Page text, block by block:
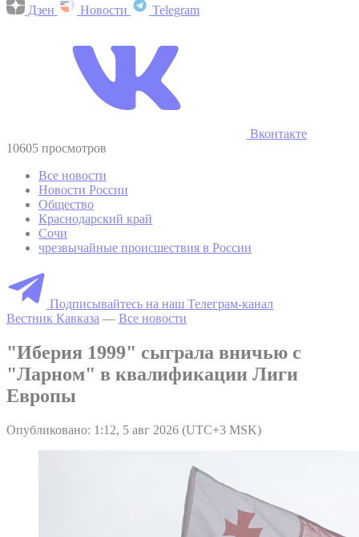
Дзен Новости Telegram
Вконтакте
10605 просмотров
Все новости
Новости России
Общество
Краснодарский край
Сочи
чрезвычайные происшествия в России
Подписывайтесь на наш Телеграм-канал
Вестник Кавказа — Все новости
"Иберия 1999" сыграла вничью с
"Ларном" в квалификации Лиги
Европы
Опубликовано: 1:12, 5 авг 2026 (UTC+3 MSK)